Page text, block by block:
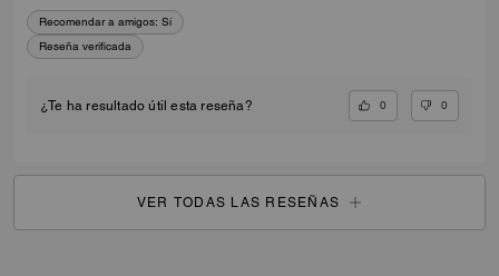
Recomendar a amigos: Sí
Reseña verificada
¿Te ha resultado útil esta reseña? 0 0
VER TODAS LAS RESEÑAS